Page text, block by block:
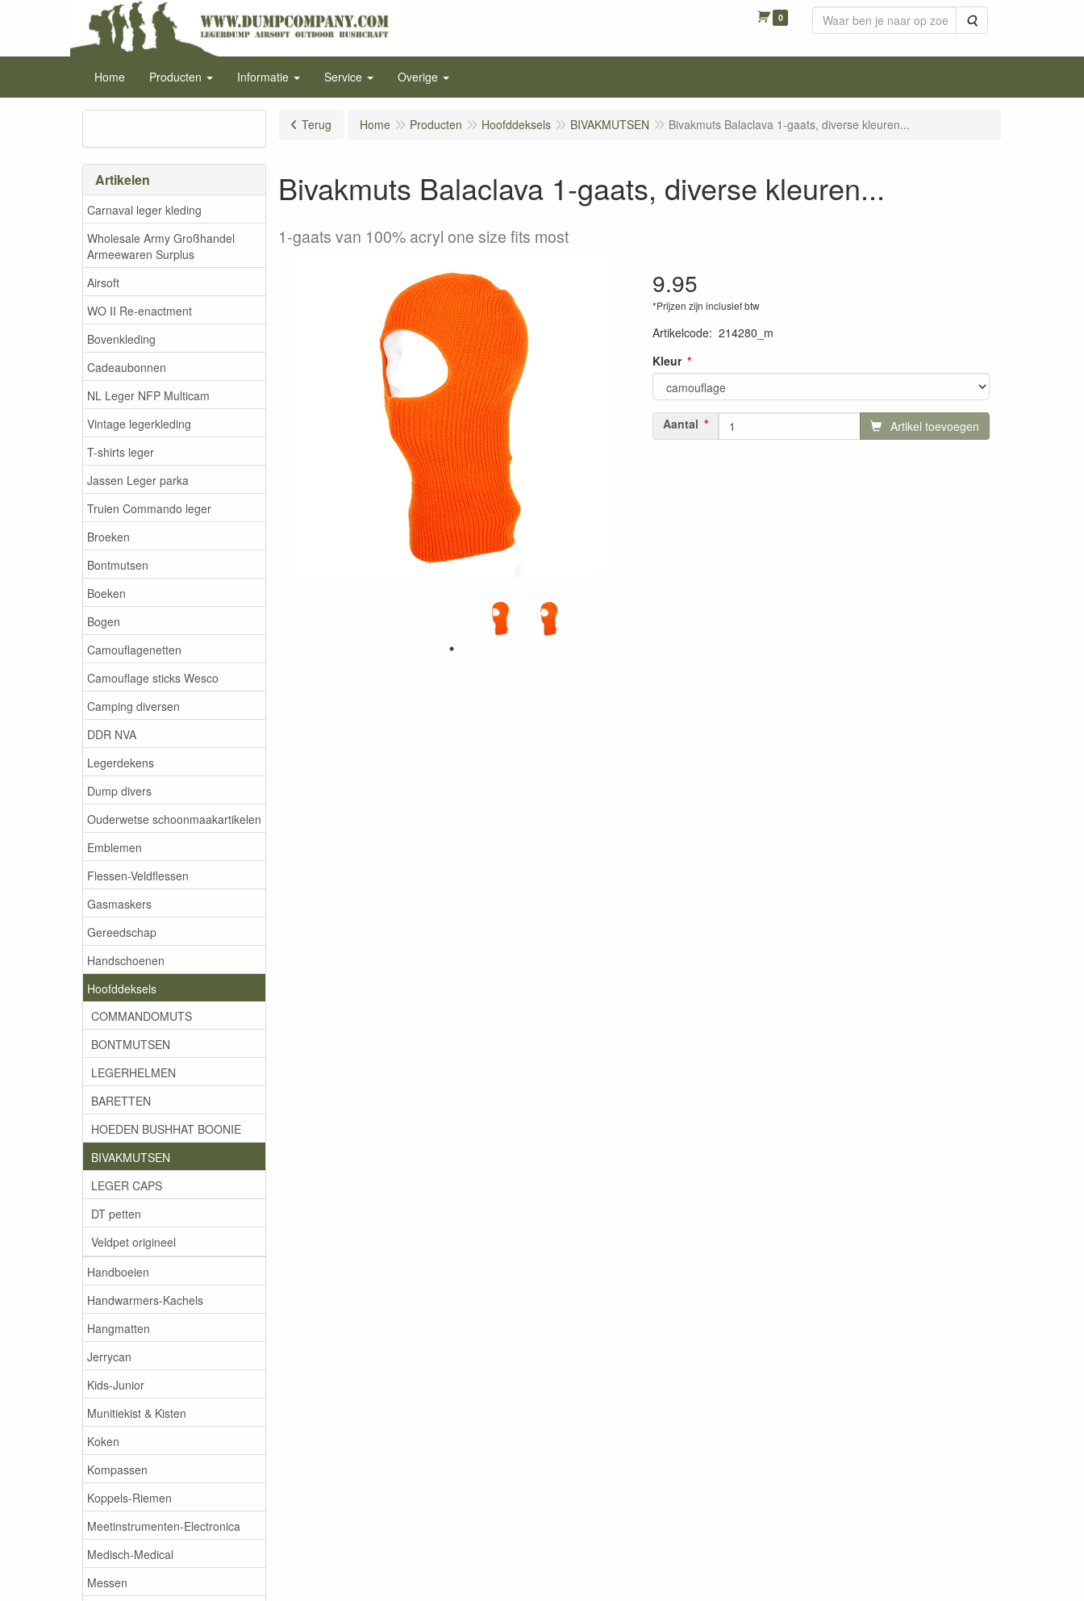
0 Zoeken
Home Producten Informatie Service Overige
Artikelen
Carnaval leger kleding
Wholesale Army Großhandel
Armeewaren Surplus
Airsoft
WO II Re-enactment
Bovenkleding
Cadeaubonnen
NL Leger NFP Multicam
Vintage legerkleding
T-shirts leger
Jassen Leger parka
Truien Commando leger
Broeken
Bontmutsen
Boeken
Bogen
Camouflagenetten
Camouflage sticks Wesco
Camping diversen
DDR NVA
Legerdekens
Dump divers
Ouderwetse schoonmaakartikelen
Emblemen
Flessen-Veldflessen
Gasmaskers
Gereedschap
Handschoenen
Hoofddeksels
COMMANDOMUTS
BONTMUTSEN
LEGERHELMEN
BARETTEN
HOEDEN BUSHHAT BOONIE
BIVAKMUTSEN
LEGER CAPS
DT petten
Veldpet origineel
Handboeien
Handwarmers-Kachels
Hangmatten
Jerrycan
Kids-Junior
Munitiekist & Kisten
Koken
Kompassen
Koppels-Riemen
Meetinstrumenten-Electronica
Medisch-Medical
Messen
Terug Home Producten Hoofddeksels BIVAKMUTSEN Bivakmuts Balaclava 1-gaats, diverse kleuren...
Bivakmuts Balaclava 1-gaats, diverse kleuren...
1-gaats van 100% acryl one size fits most
9.95
*Prijzen zijn inclusief btw
Artikelcode: 214280_m
Kleur
Aantal Artikel toevoegen